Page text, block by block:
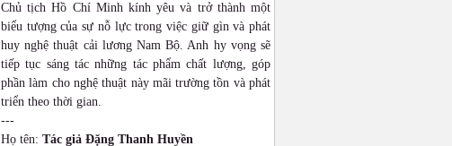
Chủ tịch Hồ Chí Minh kính yêu và trở thành một
biểu tượng của sự nỗ lực trong việc giữ gìn và phát
huy nghệ thuật cải lương Nam Bộ. Anh hy vọng sẽ
tiếp tục sáng tác những tác phẩm chất lượng, góp
phần làm cho nghệ thuật này mãi trường tồn và phát
triển theo thời gian.
---
Họ tên: Tác giả Đặng Thanh Huyền